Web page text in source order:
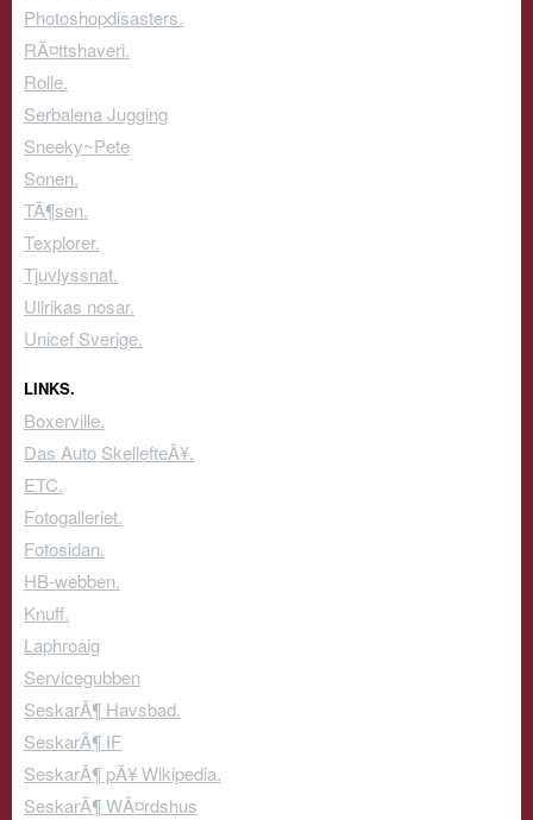
Photoshopdisasters.
RÃ¤ttshaveri.
Rolle.
Serbalena Jugging
Sneeky~Pete
Sonen.
TÃ¶sen.
Texplorer.
Tjuvlyssnat.
Ullrikas nosar.
Unicef Sverige.
LINKS.
Boxerville.
Das Auto SkellefteÃ¥.
ETC.
Fotogalleriet.
Fotosidan.
HB-webben.
Knuff.
Laphroaig
Servicegubben
SeskarÃ¶ Havsbad.
SeskarÃ¶ IF
SeskarÃ¶ pÃ¥ Wikipedia.
SeskarÃ¶ WÃ¤rdshus